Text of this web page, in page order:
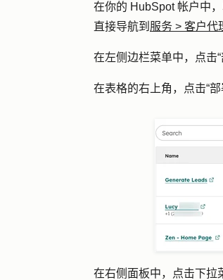
在你的 HubSpot 帐户中
直接导航到 服务 > 客户代
在左侧边栏菜单中，点击
在表格的右上角，点击“
在右侧面板中，点击下拉